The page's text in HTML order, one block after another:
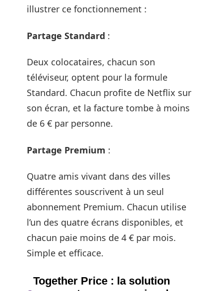
illustrer ce fonctionnement :
Partage Standard :
Deux colocataires, chacun son
téléviseur, optent pour la formule
Standard. Chacun profite de Netflix sur
son écran, et la facture tombe à moins
de 6 € par personne.
Partage Premium :
Quatre amis vivant dans des villes
différentes souscrivent à un seul
abonnement Premium. Chacun utilise
l’un des quatre écrans disponibles, et
chacun paie moins de 4 € par mois.
Simple et efficace.
Together Price : la solution